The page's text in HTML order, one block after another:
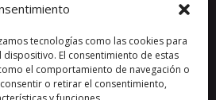
tecnologías como las cookies para
El consentimiento de estas
el comportamiento de navegación o
o retirar el consentimiento,